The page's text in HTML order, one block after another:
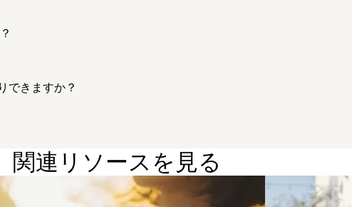
できますか？
関連リソースを見る